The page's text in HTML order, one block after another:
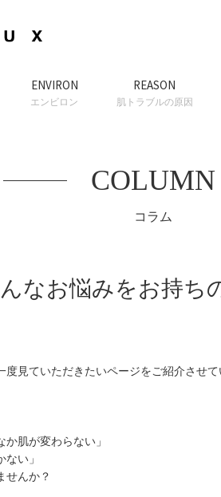
ENVIRON
エンビロン
REASON
肌トラブルの原因
COLUMN
コラム
なお悩みをお持ち
見ていただきたいページをご紹介させて
肌が変わらない」
い」
せんか？